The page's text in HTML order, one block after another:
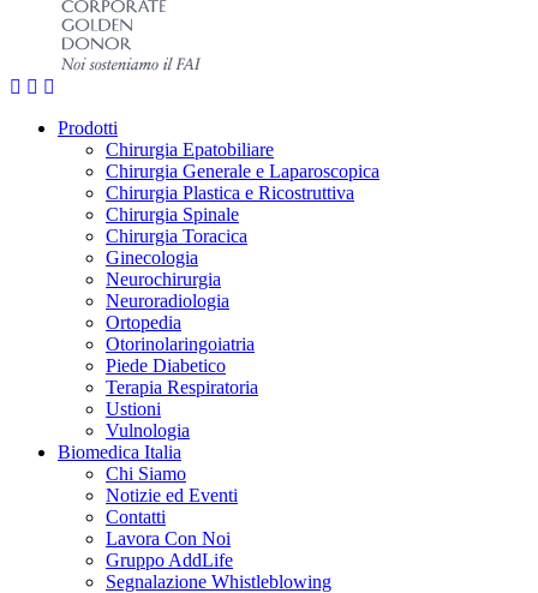
Prodotti
Chirurgia Epatobiliare
Chirurgia Generale e Laparoscopica
Chirurgia Plastica e Ricostruttiva
Chirurgia Spinale
Chirurgia Toracica
Ginecologia
Neurochirurgia
Neuroradiologia
Ortopedia
Otorinolaringoiatria
Piede Diabetico
Terapia Respiratoria
Ustioni
Vulnologia
Biomedica Italia
Chi Siamo
Notizie ed Eventi
Contatti
Lavora Con Noi
Gruppo AddLife
Segnalazione Whistleblowing